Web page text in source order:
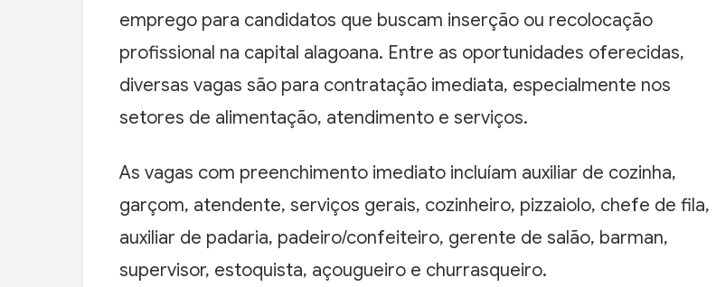
emprego para candidatos que buscam inserção ou recolocação
profissional na capital alagoana. Entre as oportunidades oferecidas,
diversas vagas são para contratação imediata, especialmente nos
setores de alimentação, atendimento e serviços.
As vagas com preenchimento imediato incluíam auxiliar de cozinha,
garçom, atendente, serviços gerais, cozinheiro, pizzaiolo, chefe de fila,
auxiliar de padaria, padeiro/confeiteiro, gerente de salão, barman,
supervisor, estoquista, açougueiro e churrasqueiro.